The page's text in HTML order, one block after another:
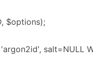
$options);
salt=NULL